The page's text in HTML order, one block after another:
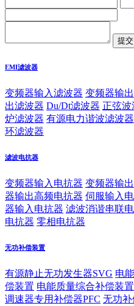
EMI滤波器
变频器输入滤波器 变频器输
出滤波器 Du/Dt滤波器 正弦波
炉滤波器 有源电力谐波滤波
环滤波器
滤波电抗器
变频器输入电抗器 变频器输
器输出高频电抗器 伺服输入
器输入电抗器 滤波消谐串联
电抗器 零相电抗器
无功补偿装置
有源静止无功发生器SVG 电
偿装置 电能质量综合补偿装置
调速器专用补偿器PFC 无功